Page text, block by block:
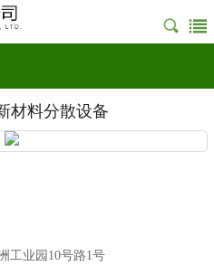
材料分散设备
工业园10号路1号